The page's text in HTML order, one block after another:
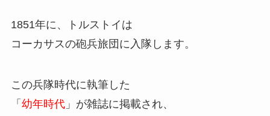
1851年に、トルストイは
コーカサスの砲兵旅団に入隊します。
この兵隊時代に執筆した
「 幼年時代」が雑誌に掲載され、